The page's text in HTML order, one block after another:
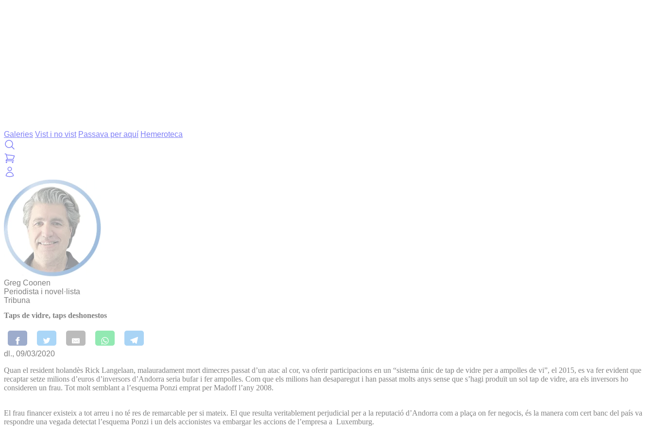
Galeries Vist i no vist Passava per aquí Hemeroteca
Greg Coonen
Periodista i novel·lista
Tribuna
Taps de vidre, taps deshonestos
dl., 09/03/2020
Quan el resident holandès Rick Langelaan, malauradament mort dimecres passat d’un atac al cor, va oferir participacions en un “sistema únic de tap de vidre per a ampolles de vi”, el 2015, es va fer evident que
recaptar setze milions d’euros d’inversors d’Andorra seria bufar i fer ampolles. Com que els milions han desaparegut i han passat molts anys sense que s’hagi produït un sol tap de vidre, ara els inversors ho
consideren un frau. Tot molt semblant a l’esquema Ponzi emprat per Madoff l’any 2008.
El frau financer existeix a tot arreu i no té res de remarcable per si mateix. El que resulta veritablement perjudicial per a la reputació d’Andorra com a plaça on fer negocis, és la manera com cert banc del país va
respondre una vegada detectat l’esquema Ponzi i un dels accionistes va embargar les accions de l’empresa a Luxemburg.